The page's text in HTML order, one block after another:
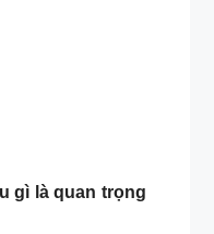
gì là quan trọng